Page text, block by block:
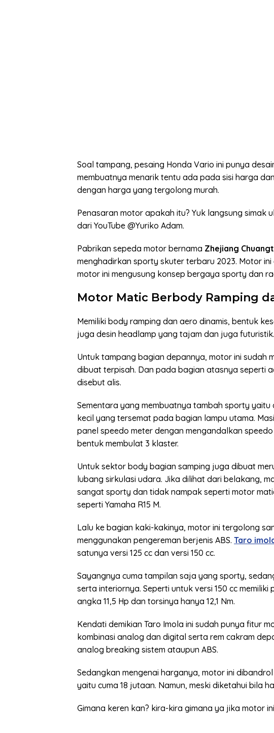
Soal tampang, pesaing Honda Vario ini punya
membuatnya menarik tentu ada pada sisi harga
dengan harga yang tergolong murah.
Penasaran motor apakah itu? Yuk langsung simak
dari YouTube @Yuriko Adam.
Pabrikan sepeda motor bernama Zhejiang
menghadirkan sporty skuter terbaru 2023. Motor ini
motor ini mengusung konsep bergaya sporty dan
Motor Matic Berbody Ramping
Memiliki body ramping dan aero dinamis, bentuk
juga desin headlamp yang tajam dan juga futuristik.
Untuk tampang bagian depannya, motor ini sudah
dibuat terpisah. Dan pada bagian atasnya seperti
disebut alis.
Sementara yang membuatnya tambah sporty
kecil yang tersemat pada bagian lampu utama.
panel speedo meter dengan mengandalkan
bentuk membulat 3 klaster.
Untuk sektor body bagian samping juga dibuat
lubang sirkulasi udara. Jika dilihat dari belakang,
sangat sporty dan tidak nampak seperti motor
seperti Yamaha R15 M.
Lalu ke bagian kaki-kakinya, motor ini tergolong
menggunakan pengereman berjenis ABS. Taro
satunya versi 125 cc dan versi 150 cc.
Sayangnya cuma tampilan saja yang sporty,
serta interiornya. Seperti untuk versi 150 cc
angka 11,5 Hp dan torsinya hanya 12,1 Nm.
Kendati demikian Taro Imola ini sudah punya fitur
kombinasi analog dan digital serta rem cakram
analog breaking sistem ataupun ABS.
Sedangkan mengenai harganya, motor ini
yaitu cuma 18 jutaan. Namun, meski diketahui bila
Gimana keren kan? kira-kira gimana ya jika motor